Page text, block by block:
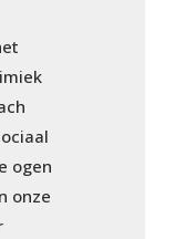
ogen
onze